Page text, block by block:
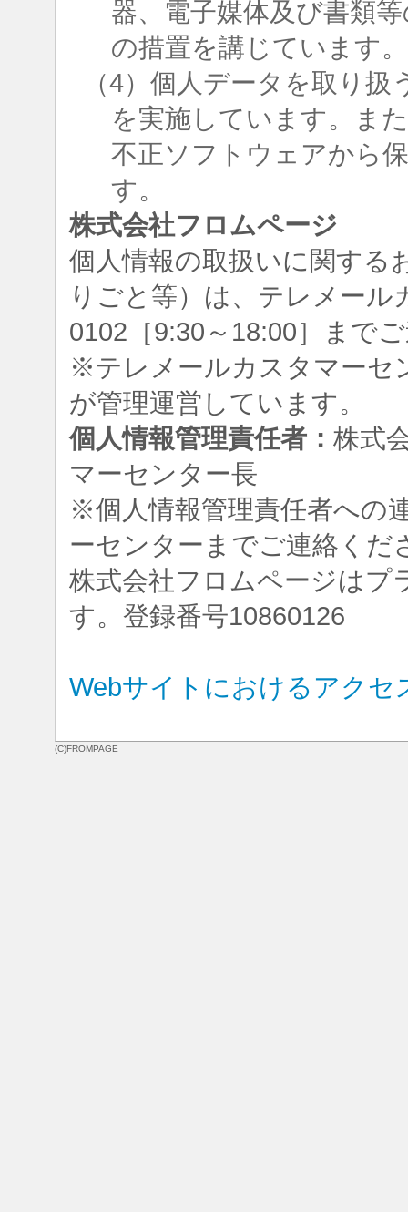
器、電子媒体及び書類
の措置を講じています。
（4）個人データを取り
を実施しています。ま
不正ソフトウェアから
す。
株式会社フロムページ
個人情報の取扱いに関する
りごと等）は、テレメー
0102［9:30～18:00］まで
※テレメールカスタマーセ
が管理運営しています。
個人情報管理責任者： 株式
マーセンター長
※個人情報管理責任者への
ーセンターまでご連絡くだ
株式会社フロムページはプ
す。登録番号10860126
Webサイトにおけるアクセ
(C)FROMPAGE